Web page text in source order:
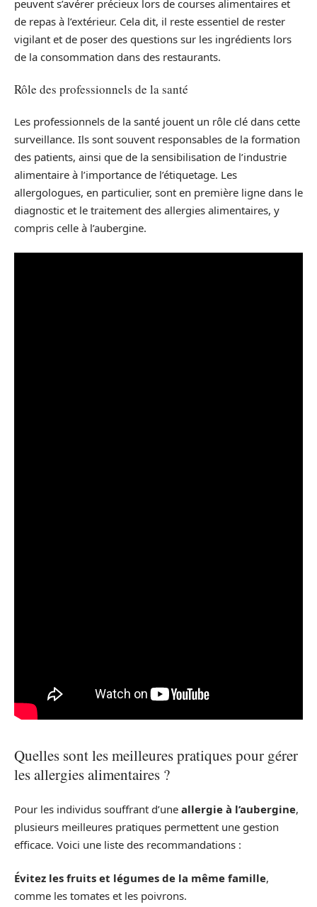
peuvent s’avérer précieux lors de courses alimentaires et
de repas à l’extérieur. Cela dit, il reste essentiel de rester
vigilant et de poser des questions sur les ingrédients lors
de la consommation dans des restaurants.
Rôle des professionnels de la santé
Les professionnels de la santé jouent un rôle clé dans cette
surveillance. Ils sont souvent responsables de la formation
des patients, ainsi que de la sensibilisation de l’industrie
alimentaire à l’importance de l’étiquetage. Les
allergologues, en particulier, sont en première ligne dans le
diagnostic et le traitement des allergies alimentaires, y
compris celle à l’aubergine.
Quelles sont les meilleures pratiques pour gérer
les allergies alimentaires ?
Pour les individus souffrant d’une allergie à l’aubergine,
plusieurs meilleures pratiques permettent une gestion
efficace. Voici une liste des recommandations :
Évitez les fruits et légumes de la même famille,
comme les tomates et les poivrons.